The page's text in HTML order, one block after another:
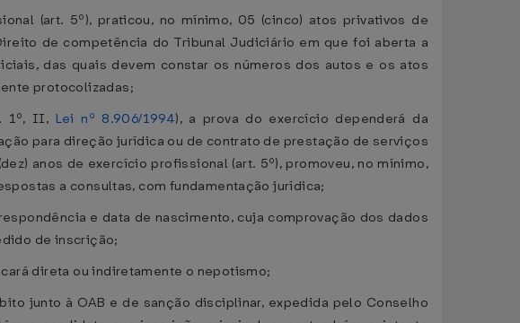
(art. 5º), praticou, no mínimo, 05 (cinco) atos privativos de
de competência do Tribunal Judiciário em que foi aberta a
das quais devem constar os números dos autos e os atos
protocolizadas;
1º, II, Lei nº 8.906/1994), a prova do exercício dependerá da
para direção jurídica ou de contrato de prestação de serviços
anos de exercício profissional (art. 5º), promoveu, no mínimo,
a consultas, com fundamentação jurídica;
e data de nascimento, cuja comprovação dos dados
de inscrição;
direta ou indiretamente o nepotismo;
junto à OAB e de sanção disciplinar, expedida pelo Conselho